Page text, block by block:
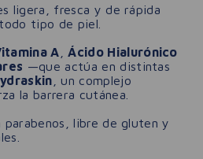
ligera, fresca y de rápida
tipo de piel.
A ,Ácido Hialurónico
—que actúa en distintas
, un complejo
la barrera cutánea.
parabenos, libre de gluten y